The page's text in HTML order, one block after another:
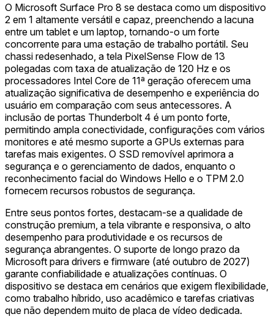
O Microsoft Surface Pro 8 se destaca como um dispositivo
2 em 1 altamente versátil e capaz, preenchendo a lacuna
entre um tablet e um laptop, tornando-o um forte
concorrente para uma estação de trabalho portátil. Seu
chassi redesenhado, a tela PixelSense Flow de 13
polegadas com taxa de atualização de 120 Hz e os
processadores Intel Core de 11ª geração oferecem uma
atualização significativa de desempenho e experiência do
usuário em comparação com seus antecessores. A
inclusão de portas Thunderbolt 4 é um ponto forte,
permitindo ampla conectividade, configurações com vários
monitores e até mesmo suporte a GPUs externas para
tarefas mais exigentes. O SSD removível aprimora a
segurança e o gerenciamento de dados, enquanto o
reconhecimento facial do Windows Hello e o TPM 2.0
fornecem recursos robustos de segurança.
Entre seus pontos fortes, destacam-se a qualidade de
construção premium, a tela vibrante e responsiva, o alto
desempenho para produtividade e os recursos de
segurança abrangentes. O suporte de longo prazo da
Microsoft para drivers e firmware (até outubro de 2027)
garante confiabilidade e atualizações contínuas. O
dispositivo se destaca em cenários que exigem flexibilidade,
como trabalho híbrido, uso acadêmico e tarefas criativas
que não dependem muito de placa de vídeo dedicada.